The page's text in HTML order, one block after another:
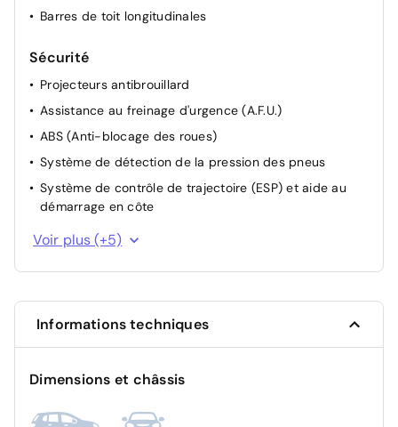
Barres de toit longitudinales
Sécurité
Projecteurs antibrouillard
Assistance au freinage d'urgence (A.F.U.)
ABS (Anti-blocage des roues)
Système de détection de la pression des pneus
Système de contrôle de trajectoire (ESP) et aide au
démarrage en côte
Allumage automatique des feux avec capteur de
lumière
Détecteur d'angles morts
Airbag frontal conducteur et passager
Système de fixation ISOFIX
Voir plus (+5)
Informations techniques
Dimensions et châssis